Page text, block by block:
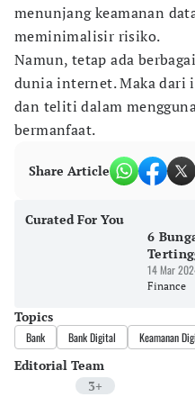
menunjang keamanan
meminimalisir risiko.
Namun, tetap ada
dunia internet. Maka dari
dan teliti dalam
bermanfaat.
Share Article
Curated For You
6
14 Mar
Finance
Topics
Bank Bank Digital Keamanan
Editorial Team
3+